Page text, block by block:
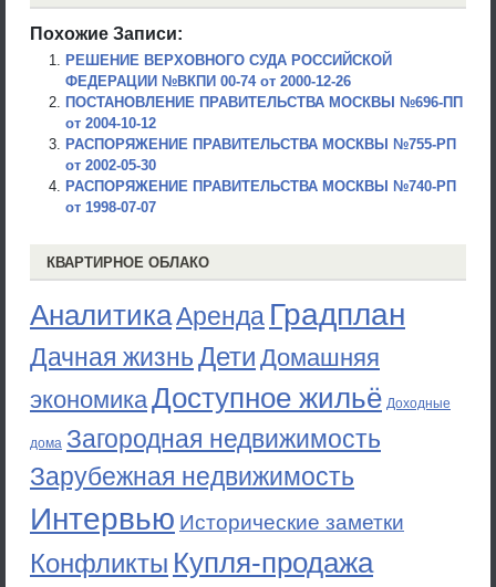
Похожие Записи:
РЕШЕНИЕ ВЕРХОВНОГО СУДА РОССИЙСКОЙ
ФЕДЕРАЦИИ №ВКПИ 00-74 от 2000-12-26
ПОСТАНОВЛЕНИЕ ПРАВИТЕЛЬСТВА МОСКВЫ №696-ПП
от 2004-10-12
РАСПОРЯЖЕНИЕ ПРАВИТЕЛЬСТВА МОСКВЫ №755-РП
от 2002-05-30
РАСПОРЯЖЕНИЕ ПРАВИТЕЛЬСТВА МОСКВЫ №740-РП
от 1998-07-07
КВАРТИРНОЕ ОБЛАКО
АналитикаАренда Градплан
Дачная жизньДети Домашняя
экономикаДоступное жильё Доходные
дома Загородная недвижимость
Зарубежная недвижимость
Интервью Исторические заметки
Конфликты Купля-продажа